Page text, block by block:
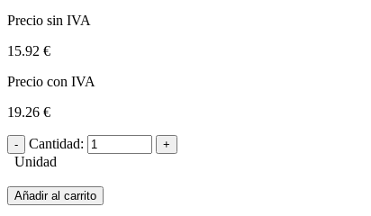
Precio sin IVA
15.92 €
Precio con IVA
19.26 €
Cantidad:
Unidad
Añadir al carrito